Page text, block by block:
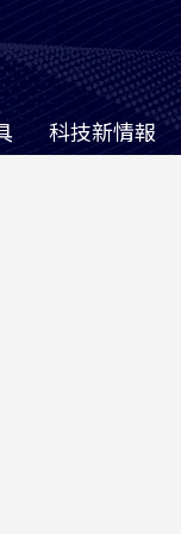
科技新情報